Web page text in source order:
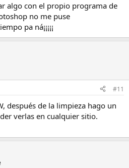
algo con el propio programa de
no me puse
pa ná¡¡¡¡¡
#11
después de la limpieza hago un
verlas en cualquier sitio.